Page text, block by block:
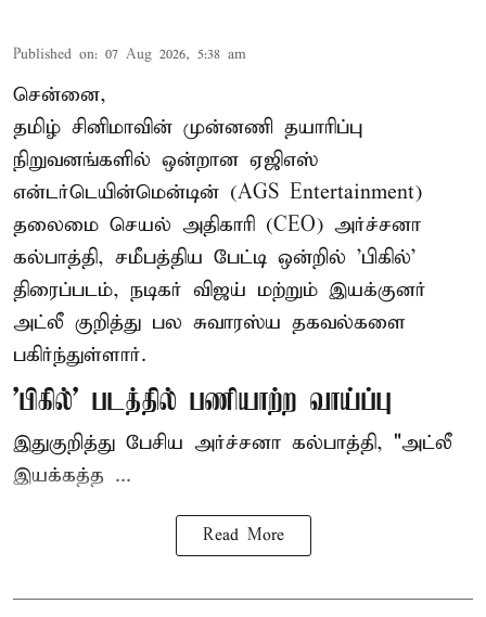
Published on: 07 Aug 2026, 5:38 am
சென்னை,
தமிழ் சினிமாவின் முன்னணி தயாரிப்பு
நிறுவனங்களில் ஒன்றான ஏஜிஎஸ்
என்டர்டெயின்மென்டின் (AGS Entertainment)
தலைமை செயல் அதிகாரி (CEO) அர்ச்சனா
கல்பாத்தி, சமீபத்திய பேட்டி ஒன்றில் 'பிகில்'
திரைப்படம், நடிகர் விஜய் மற்றும் இயக்குனர்
அட்லீ குறித்து பல சுவாரஸ்ய தகவல்களை
பகிர்ந்துள்ளார்.
'பிகில்' படத்தில் பணியாற்ற வாய்ப்பு
இதுகுறித்து பேசிய அர்ச்சனா கல்பாத்தி, "அட்லீ
இயக்கத்த ...
Read More